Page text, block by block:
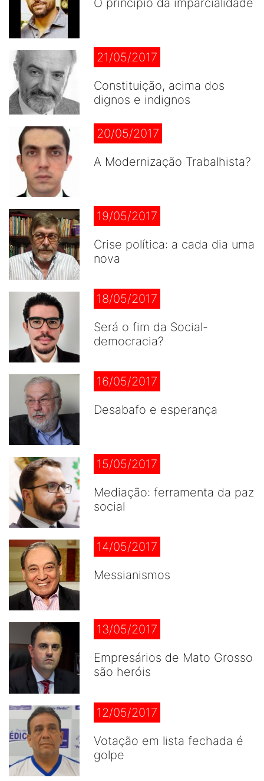
O princípio da imparcialidade
21/05/2017
Constituição, acima dos
dignos e indignos
20/05/2017
A Modernização Trabalhista?
19/05/2017
Crise política: a cada dia uma
nova
18/05/2017
Será o fim da Social-
democracia?
16/05/2017
Desabafo e esperança
15/05/2017
Mediação: ferramenta da paz
social
14/05/2017
Messianismos
13/05/2017
Empresários de Mato Grosso
são heróis
12/05/2017
Votação em lista fechada é
golpe